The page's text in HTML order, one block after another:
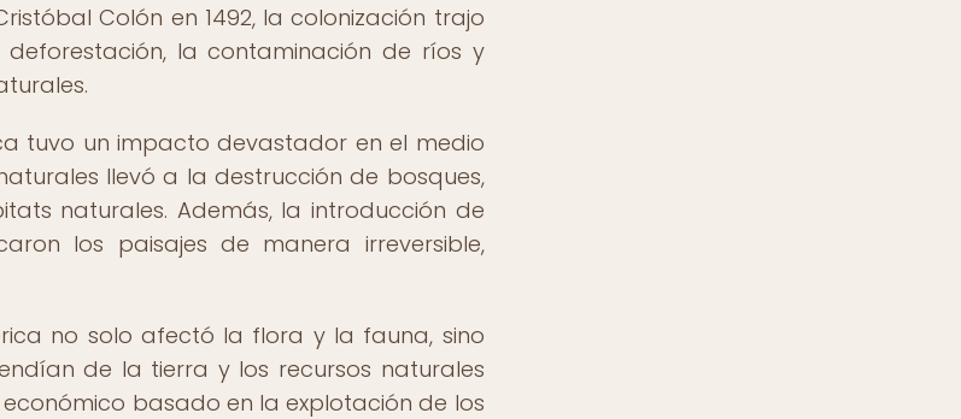
Colón en 1492, la colonización trajo
la contaminación de ríos y
tuvo un impacto devastador en el medio
llevó a la destrucción de bosques,
naturales. Además, la introducción de
los paisajes de manera irreversible,
no solo afectó la flora y la fauna, sino
de la tierra y los recursos naturales
basado en la explotación de los